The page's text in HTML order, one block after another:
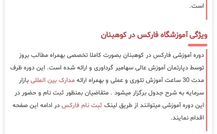
است.
ویژگی آموزشگاه فارکس در کوهبنان
دوره آموزشی فارکس در کوهبنان بصورت کاملا تخصصی بهمراه مطالب بروز
توسط دپارتمان آموزش عالی سهامیر گرداوری و ارائه شده است. این دوره ظرف
مدت 30 ساعت آموزش تئوری و عملی و بهمراه ارائه
مدارک بین المللی بازار
سرمایه به شرح جدول برگزار میشود . متقاضیان بمنظور ثبت نام و حضور در
این دوره آموزشی میتوانند از طریق لینک ثبت نام فارکس در ادامه این صفحه
اقدام نمایند.